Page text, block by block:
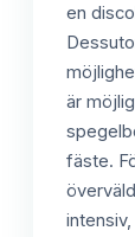
en
är
fäste.